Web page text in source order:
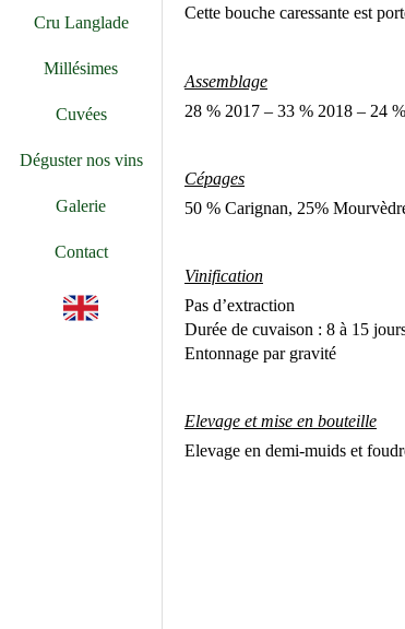
Cru Langlade
Millésimes
Cuvées
Déguster nos vins
Galerie
Contact
🇬🇧
Cette bouche caressante est
Assemblage
28 % 2017 – 33 % 2018 – 24
Cépages
50 % Carignan, 25%
Vinification
Pas d’extraction
Durée de cuvaison : 8 à 15
Entonnage par gravité
Elevage et mise en bouteille
Elevage en demi-muids et